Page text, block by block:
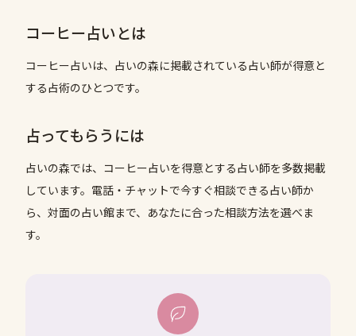
コーヒー占いとは
コーヒー占いは、占いの森に掲載されている占い師が得意と
する占術のひとつです。
占ってもらうには
占いの森では、 コーヒー占いを得意とする占い師を多数掲載
しています。電話・チャットで今すぐ相談できる占い師か
ら、対面の占い館まで、あなたに合った相談方法を選べま
す。